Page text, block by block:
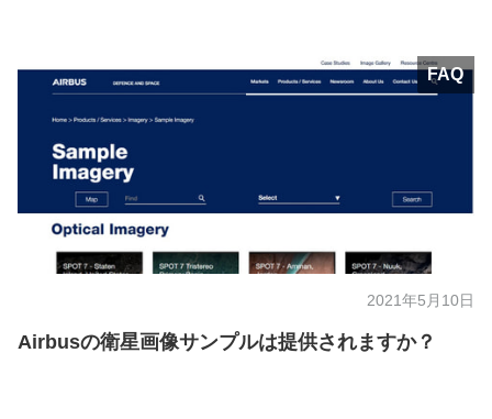
FAQ
2021年5月10日
Airbusの衛星画像サンプルは提供されますか？